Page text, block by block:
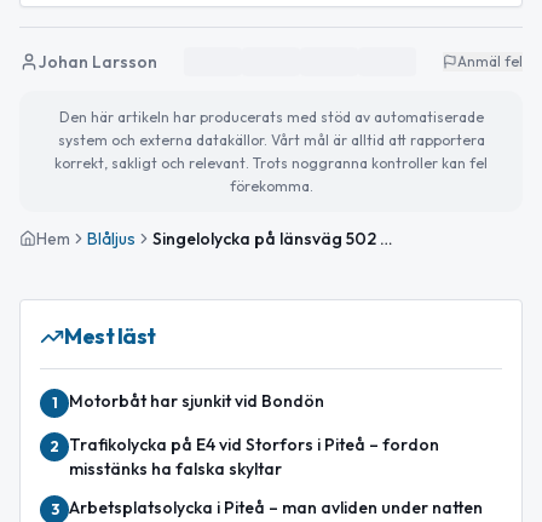
Johan Larsson Anmäl fel
Den här artikeln har producerats med stöd av automatiserade
system och externa datakällor. Vårt mål är alltid att rapportera
korrekt, sakligt och relevant. Trots noggranna kontroller kan fel
förekomma.
Hem Blåljus Singelolycka på länsväg 502 i Piteå – personbil voltade
Mest läst
1 Motorbåt har sjunkit vid Bondön
2
Trafikolycka på E4 vid Storfors i Piteå – fordon
misstänks ha falska skyltar
3 Arbetsplatsolycka i Piteå – man avliden under natten